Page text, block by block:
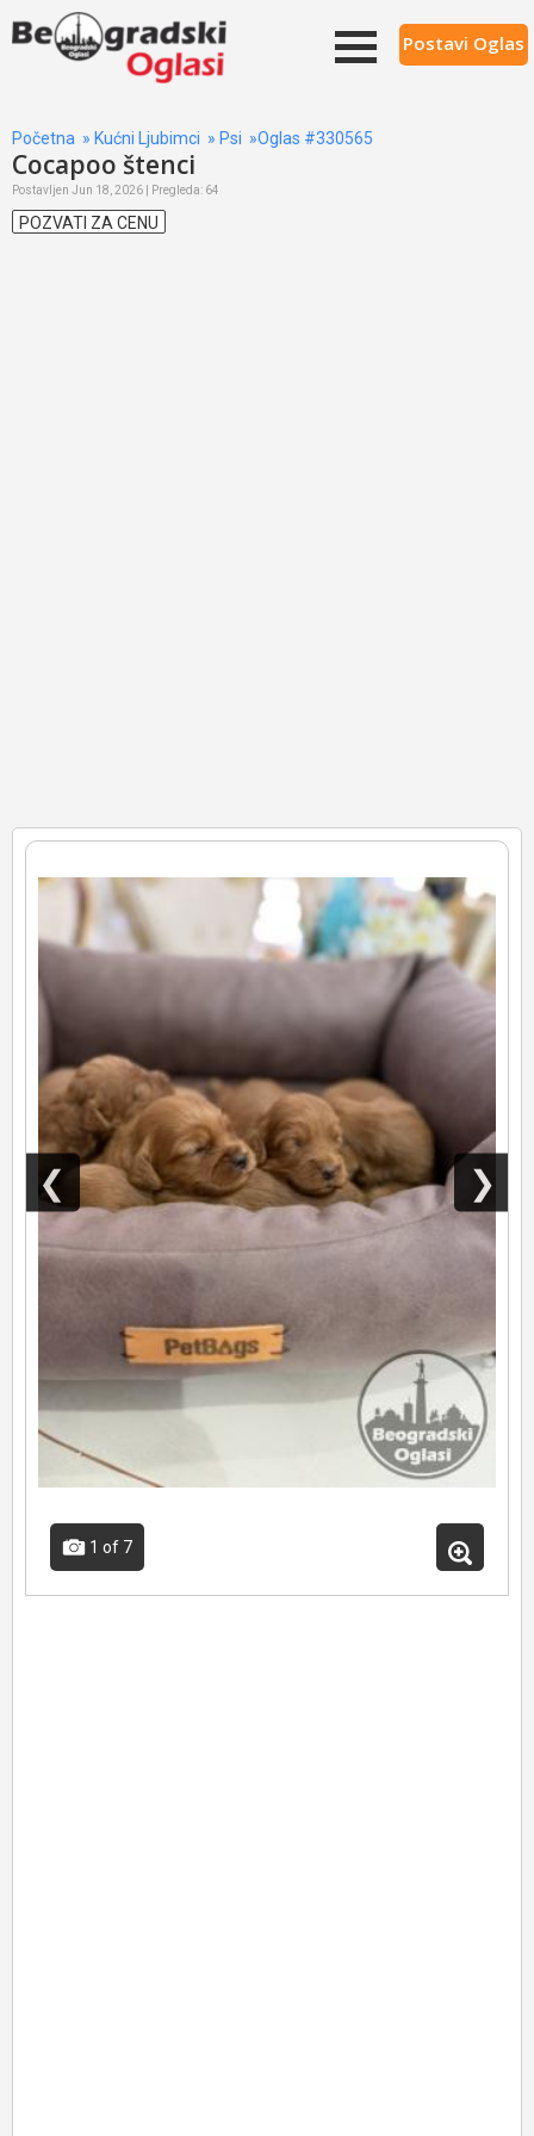
Postavi Oglas
Početna » Kućni Ljubimci » Psi »Oglas #330565
Cocapoo štenci
Postavljen Jun 18, 2026 | Pregleda: 64
POZVATI ZA CENU
❮ ❯
1 of 7